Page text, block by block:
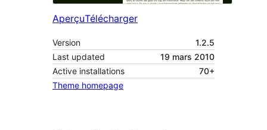
AperçuTélécharger
Version
1.2.5
Last updated
19 mars 2010
Active installations
70+
Theme homepage